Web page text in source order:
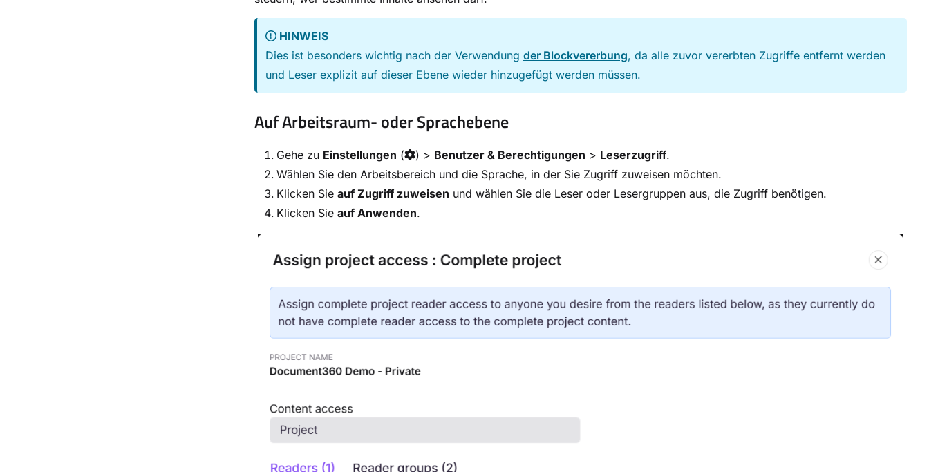
HINWEIS
Dies ist besonders wichtig nach der Verwendung der Blockvererbung, da alle zuvor vererbten Zugriffe entfernt werden
und Leser explizit auf dieser Ebene wieder hinzugefügt werden müssen.
Auf Arbeitsraum- oder Sprachebene
Gehe zu Einstellungen ( ) > Benutzer & Berechtigungen > Leserzugriff.
Wählen Sie den Arbeitsbereich und die Sprache, in der Sie Zugriff zuweisen möchten.
Klicken Sie auf Zugriff zuweisen und wählen Sie die Leser oder Lesergruppen aus, die Zugriff benötigen.
Klicken Sie auf Anwenden.